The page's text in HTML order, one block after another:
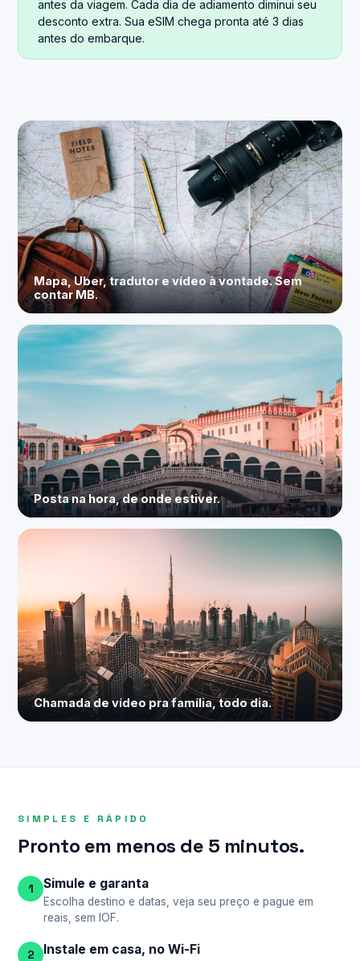
antes da viagem. Cada dia de adiamento diminui seu
desconto extra. Sua eSIM chega pronta até 3 dias
antes do embarque.
Mapa, Uber, tradutor e vídeo à vontade. Sem
contar MB.
Posta na hora, de onde estiver.
Chamada de vídeo pra família, todo dia.
SIMPLES E RÁPIDO
Pronto em menos de 5 minutos.
1 Simule e garanta
Escolha destino e datas, veja seu preço e pague em
reais, sem IOF.
2 Instale em casa, no Wi-Fi